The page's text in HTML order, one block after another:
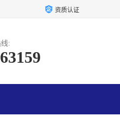
资质认证
: